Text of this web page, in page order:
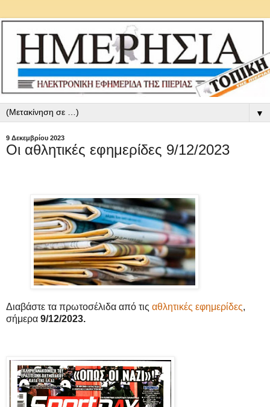
▼
9 Δεκεμβρίου 2023
Οι αθλητικές εφημερίδες 9/12/2023
Διαβάστε τα πρωτοσέλιδα από τις αθλητικές εφημερίδες,
σήμερα 9/12/2023.